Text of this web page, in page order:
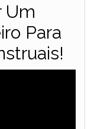
Um
Para